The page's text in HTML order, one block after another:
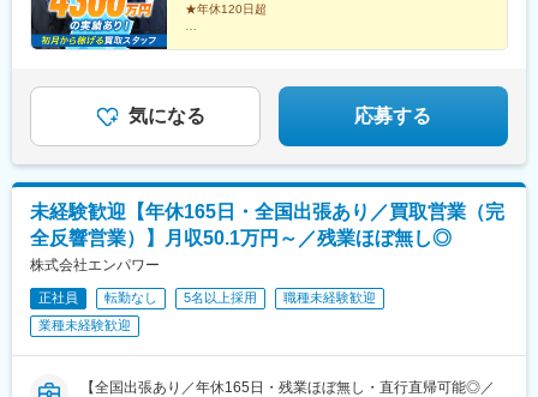
和歌山市■中国・四国鳥取県鳥取市・島根県松江市・岡山県岡山
市・広島県広島市・山口県下関市・徳島県徳島市・香川県高松
市・愛媛県松山市・高知県高知市■九州福岡県福岡市・佐賀県佐賀
★年休120日超
気になる 応募する
未経験歓迎【年休165日・全国出張あり／買取営業（完
全反響営業）】月収50.1万円～／残業ほぼ無し◎
株式会社エンパワー
正社員 転勤なし 5名以上採用
職種未経験歓迎
業種未経験歓迎
【全国出張あり／年休165日・残業ほぼ無し・直行直帰可能◎／